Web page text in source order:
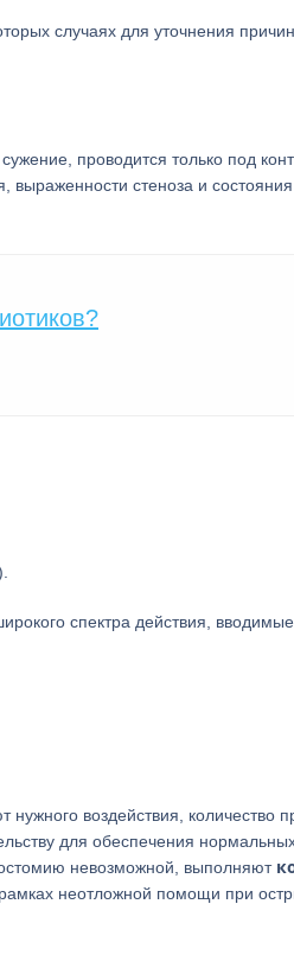
случаях для уточнения
проводится только под
выраженности стеноза и
спектра действия,
воздействия, количество
для обеспечения
невозможной, выполняют
неотложной помощи при